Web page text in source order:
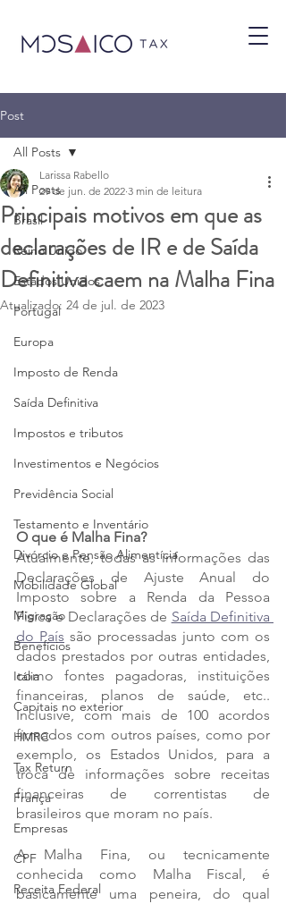
Post
All Posts
Brasil
Reino Unido
Estados Unidos
Portugal
Europa
Imposto de Renda
Saída Definitiva
Impostos e tributos
Investimentos e Negócios
Previdência Social
Testamento e Inventário
Divórcio e Pensão Alimentícia
Mobilidade Global
Migração
Benefícios
Itália
Capitais no exterior
HMRC
Tax Return
França
Empresas
CPF
Receita Federal
All Posts
Principais motivos em que as
declarações de IR e de Saída
Definitiva caem na Malha Fina
Larissa Rabello
29 de jun. de 2022 3 min de leitura
Atualizado: 24 de jul. de 2023
O que é Malha Fina?
Atualmente, todas as informações das
Declarações de Ajuste Anual do
Imposto sobre a Renda da Pessoa
Física e Declarações de Saída Definitiva
do País são processadas junto com os
dados prestados por outras entidades,
como fontes pagadoras, instituições
financeiras, planos de saúde, etc..
Inclusive, com mais de 100 acordos
firmados com outros países, como por
exemplo, os Estados Unidos, para a
troca de informações sobre receitas
financeiras de correntistas de
brasileiros que moram no país.
A Malha Fina, ou tecnicamente
conhecida como Malha Fiscal, é
basicamente uma peneira, do qual